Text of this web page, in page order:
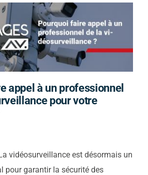
appel à un professionnel
pour votre
vidéosurveillance est désormais un
pour garantir la sécurité des